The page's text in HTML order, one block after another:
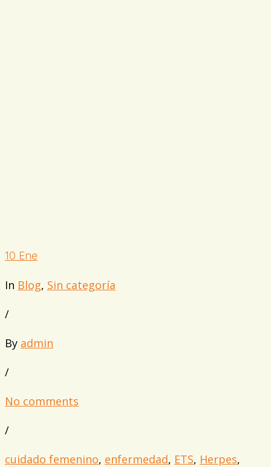
10 Ene
In Blog, Sin categoría
/
By admin
/
No comments
/
cuidado femenino, enfermedad, ETS, Herpes,